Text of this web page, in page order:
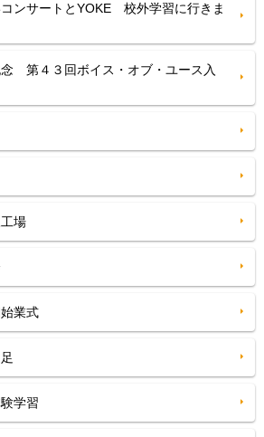
ンサートとYOKE 校外学習に行きま
第４３回ボイス・オブ・ユース入
場
業式
学習